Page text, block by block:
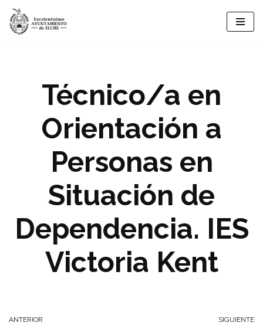
Saltar
Técnico/a en
Orientación a
Personas en
Situación de
Dependencia. IES
Victoria Kent
ANTERIOR SIGUIENTE